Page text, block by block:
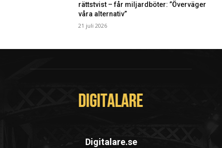
rättstvist – får miljardböter: ”Överväger
våra alternativ”
21 juli 2026
Digitalare.se